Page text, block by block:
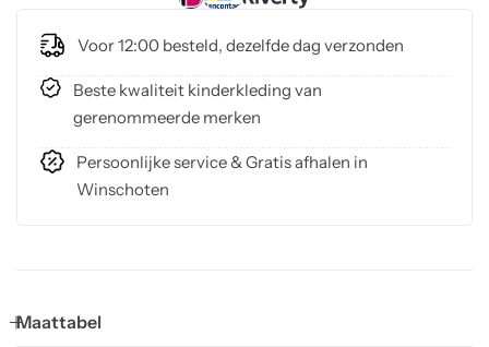
Voor 12:00 besteld, dezelfde dag verzonden
Beste kwaliteit kinderkleding van
gerenommeerde merken
Persoonlijke service & Gratis afhalen in
Winschoten
Maattabel